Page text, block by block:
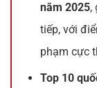
năm 2025,
tiếp, với
phạm cực
Top 10